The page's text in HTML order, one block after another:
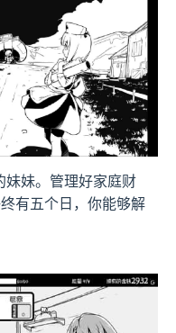
妹妹。管理好家庭财
有五个日，你能够解